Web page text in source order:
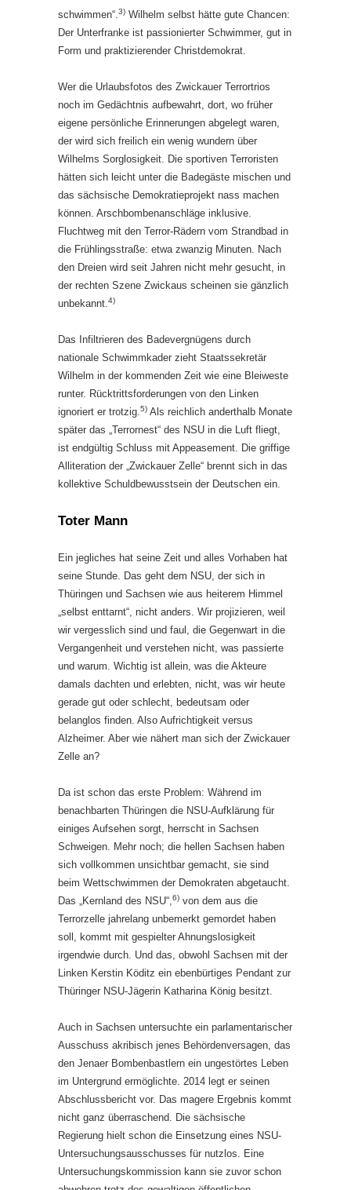
schwimmen“.3) Wilhelm selbst hätte gute Chancen:
Der Unterfranke ist passionierter Schwimmer, gut in
Form und praktizierender Christdemokrat.
Wer die Urlaubsfotos des Zwickauer Terrortrios
noch im Gedächtnis aufbewahrt, dort, wo früher
eigene persönliche Erinnerungen abgelegt waren,
der wird sich freilich ein wenig wundern über
Wilhelms Sorglosigkeit. Die sportiven Terroristen
hätten sich leicht unter die Badegäste mischen und
das sächsische Demokratieprojekt nass machen
können. Arschbombenanschläge inklusive.
Fluchtweg mit den Terror-Rädern vom Strandbad in
die Frühlingsstraße: etwa zwanzig Minuten. Nach
den Dreien wird seit Jahren nicht mehr gesucht, in
der rechten Szene Zwickaus scheinen sie gänzlich
unbekannt.4)
Das Infiltrieren des Badevergnügens durch
nationale Schwimmkader zieht Staatssekretär
Wilhelm in der kommenden Zeit wie eine Bleiweste
runter. Rücktrittsforderungen von den Linken
ignoriert er trotzig.5) Als reichlich anderthalb Monate
später das „Terrornest“ des NSU in die Luft fliegt,
ist endgültig Schluss mit Appeasement. Die griffige
Alliteration der „Zwickauer Zelle“ brennt sich in das
kollektive Schuldbewusstsein der Deutschen ein.
Toter Mann
Ein jegliches hat seine Zeit und alles Vorhaben hat
seine Stunde. Das geht dem NSU, der sich in
Thüringen und Sachsen wie aus heiterem Himmel
„selbst enttarnt“, nicht anders. Wir projizieren, weil
wir vergesslich sind und faul, die Gegenwart in die
Vergangenheit und verstehen nicht, was passierte
und warum. Wichtig ist allein, was die Akteure
damals dachten und erlebten, nicht, was wir heute
gerade gut oder schlecht, bedeutsam oder
belanglos finden. Also Aufrichtigkeit versus
Alzheimer. Aber wie nähert man sich der Zwickauer
Zelle an?
Da ist schon das erste Problem: Während im
benachbarten Thüringen die NSU-Aufklärung für
einiges Aufsehen sorgt, herrscht in Sachsen
Schweigen. Mehr noch; die hellen Sachsen haben
sich vollkommen unsichtbar gemacht, sie sind
beim Wettschwimmen der Demokraten abgetaucht.
Das „Kernland des NSU“,6) von dem aus die
Terrorzelle jahrelang unbemerkt gemordet haben
soll, kommt mit gespielter Ahnungslosigkeit
irgendwie durch. Und das, obwohl Sachsen mit der
Linken Kerstin Köditz ein ebenbürtiges Pendant zur
Thüringer NSU-Jägerin Katharina König besitzt.
Auch in Sachsen untersuchte ein parlamentarischer
Ausschuss akribisch jenes Behördenversagen, das
den Jenaer Bombenbastlern ein ungestörtes Leben
im Untergrund ermöglichte. 2014 legt er seinen
Abschlussbericht vor. Das magere Ergebnis kommt
nicht ganz überraschend. Die sächsische
Regierung hielt schon die Einsetzung eines NSU-
Untersuchungsausschusses für nutzlos. Eine
Untersuchungskommission kann sie zuvor schon